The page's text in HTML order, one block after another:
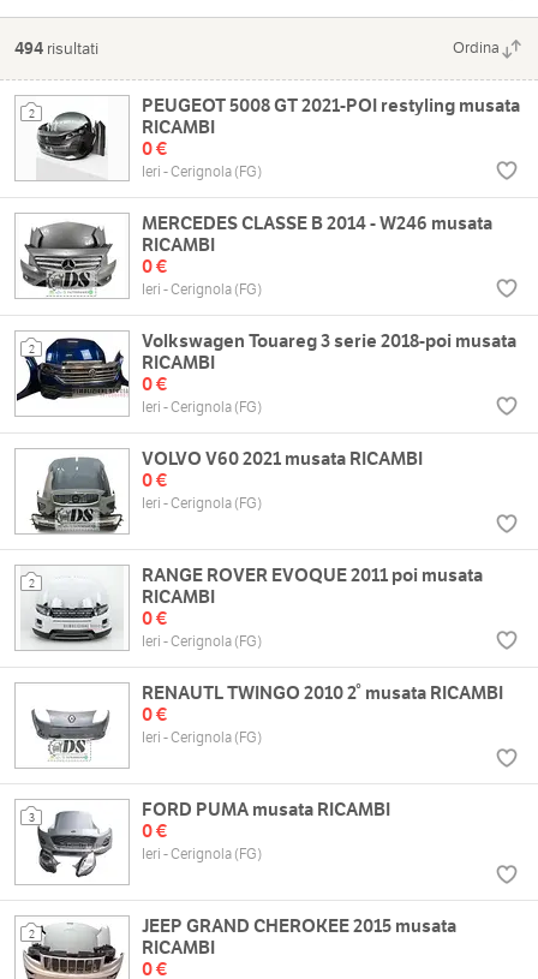
494 risultati Ordina
2
PEUGEOT 5008 GT 2021-POI restyling musata
RICAMBI
0 €
Ieri - Cerignola (FG)
MERCEDES CLASSE B 2014 - W246 musata
RICAMBI
0 €
Ieri - Cerignola (FG)
2
Volkswagen Touareg 3 serie 2018-poi musata
RICAMBI
0 €
Ieri - Cerignola (FG)
VOLVO V60 2021 musata RICAMBI
0 €
Ieri - Cerignola (FG)
2
RANGE ROVER EVOQUE 2011 poi musata
RICAMBI
0 €
Ieri - Cerignola (FG)
RENAUTL TWINGO 2010 2° musata RICAMBI
0 €
Ieri - Cerignola (FG)
3
FORD PUMA musata RICAMBI
0 €
Ieri - Cerignola (FG)
2
JEEP GRAND CHEROKEE 2015 musata
RICAMBI
0 €